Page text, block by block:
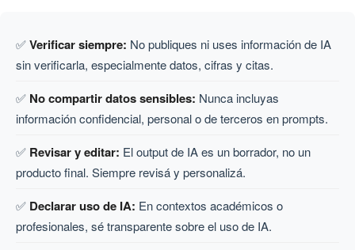
✅Verificar siempre: No publiques ni uses información de IA
sin verificarla, especialmente datos, cifras y citas.
✅ No compartir datos sensibles: Nunca incluyas
información confidencial, personal o de terceros en prompts.
✅ Revisar y editar: El output de IA es un borrador, no un
producto final. Siempre revisá y personalizá.
✅ Declarar uso de IA: En contextos académicos o
profesionales, sé transparente sobre el uso de IA.